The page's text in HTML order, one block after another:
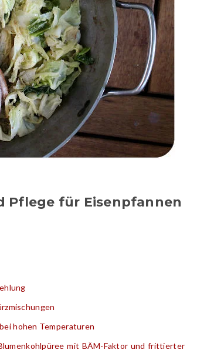
Pflege für Eisenpfannen
hohen Temperaturen
mit BÄM-Faktor und frittierter